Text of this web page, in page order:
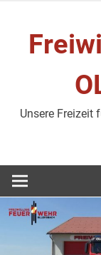
springen
Unsere Freizeit